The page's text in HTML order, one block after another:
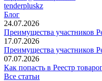
tenderpluskz
Блог
24.07.2026
Преимущества участников
17.07.2026
Преимущества участников
07.07.2026
Как попасть в Реестр
Все статьи